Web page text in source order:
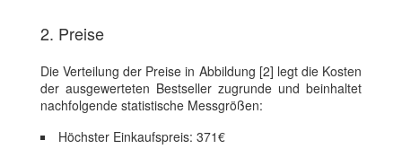
2. Preise
Die Verteilung der Preise in Abbildung [2] legt die Kosten
der ausgewerteten Bestseller zugrunde und beinhaltet
nachfolgende statistische Messgrößen:
Höchster Einkaufspreis: 371€